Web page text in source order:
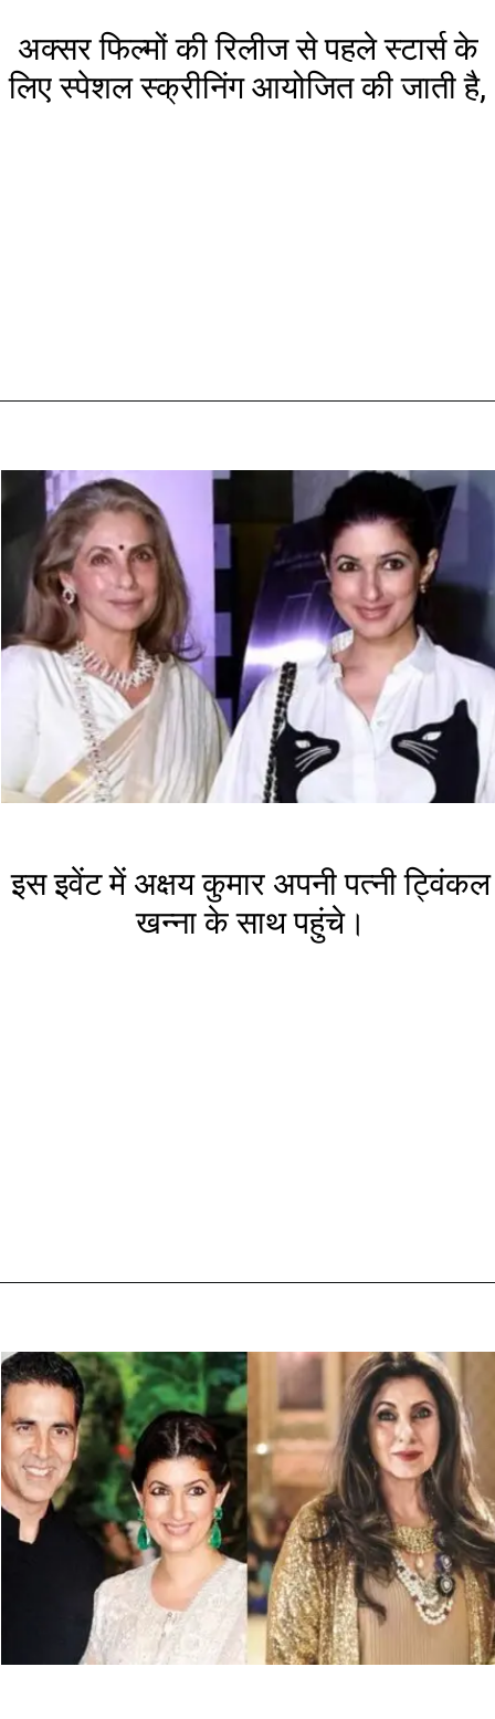
अक्सर फिल्मों की रिलीज से पहले स्टार्स के
लिए स्पेशल स्क्रीनिंग आयोजित की जाती है,
इस इवेंट में अक्षय कुमार अपनी पत्नी ट्विंकल
खन्ना के साथ पहुंचे।